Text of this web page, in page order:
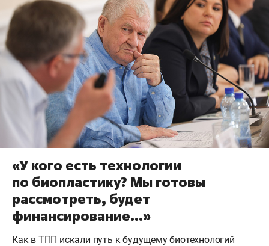
«У кого есть технологии
по биопластику? Мы готовы
рассмотреть, будет
финансирование…»
Как в ТПП искали путь к будущему биотехнологий